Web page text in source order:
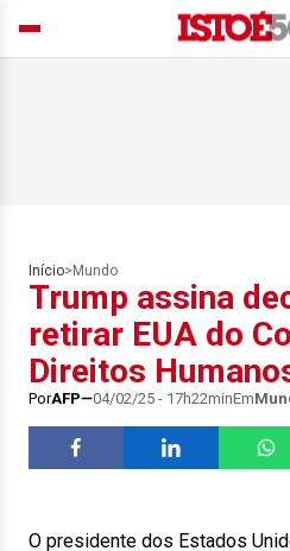
Início> Mundo
Trump assina
retirar EUA do
Direitos
PorAFP 04/02/25 - 17h22minEm
O presidente dos Estados